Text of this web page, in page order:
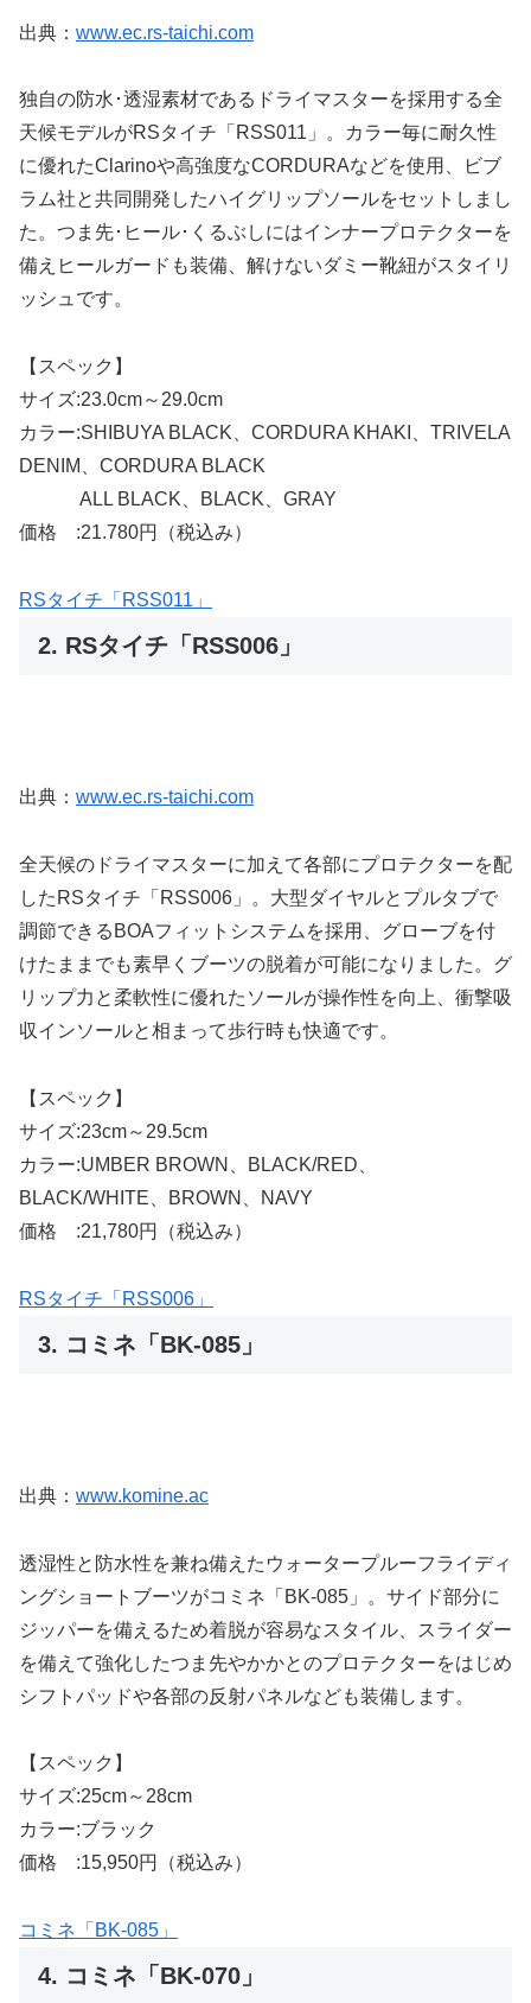
出典： www.ec.rs-taichi.com
独自の防水･透湿素材であるドライマスターを採用する全
天候モデルがRSタイチ「RSS011」。カラー毎に耐久性
に優れたClarinoや高強度なCORDURAなどを使用、ビブ
ラム社と共同開発したハイグリップソールをセットしまし
た。つま先･ヒール･くるぶしにはインナープロテクターを
備えヒールガードも装備、解けないダミー靴紐がスタイリ
ッシュです。
【スペック】
サイズ:23.0cm～29.0cm
カラー:SHIBUYA BLACK、CORDURA KHAKI、TRIVELA
DENIM、CORDURA BLACK
ALL BLACK、BLACK、GRAY
価格 :21.780円（税込み）
RSタイチ「RSS011」
2. RSタイチ「RSS006」
出典： www.ec.rs-taichi.com
全天候のドライマスターに加えて各部にプロテクターを配
したRSタイチ「RSS006」。大型ダイヤルとプルタブで
調節できるBOAフィットシステムを採用、グローブを付
けたままでも素早くブーツの脱着が可能になりました。グ
リップ力と柔軟性に優れたソールが操作性を向上、衝撃吸
収インソールと相まって歩行時も快適です。
【スペック】
サイズ:23cm～29.5cm
カラー:UMBER BROWN、BLACK/RED、
BLACK/WHITE、BROWN、NAVY
価格 :21,780円（税込み）
RSタイチ「RSS006」
3. コミネ「BK-085」
出典： www.komine.ac
透湿性と防水性を兼ね備えたウォータープルーフライディ
ングショートブーツがコミネ「BK-085」。サイド部分に
ジッパーを備えるため着脱が容易なスタイル、スライダー
を備えて強化したつま先やかかとのプロテクターをはじめ
シフトパッドや各部の反射パネルなども装備します。
【スペック】
サイズ:25cm～28cm
カラー:ブラック
価格 :15,950円（税込み）
コミネ「BK-085」
4. コミネ「BK-070」